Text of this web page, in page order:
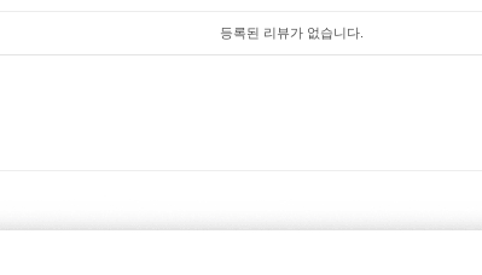
등록된 리뷰가 없습니다.